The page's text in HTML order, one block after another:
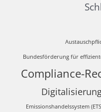
Bundesförderung für
Compliance-
Emissionshandelssystem